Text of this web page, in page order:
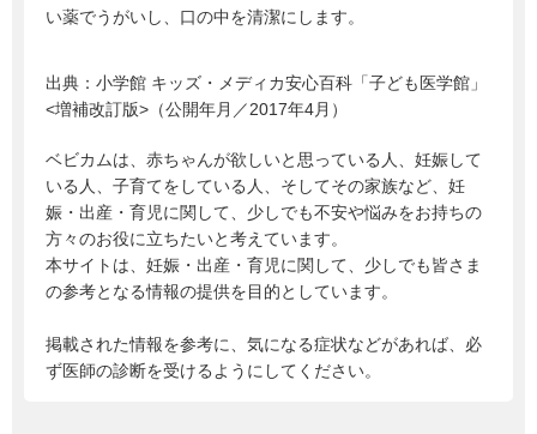
い薬でうがいし、口の中を清潔にします。
出典： 小学館 キッズ・メディカ安心百科「子ども医学館」
<増補改訂版>（公開年月／2017年4月）
ベビカムは、赤ちゃんが欲しいと思っている人、妊娠して
いる人、子育てをしている人、そしてその家族など、妊
娠・出産・育児に関して、少しでも不安や悩みをお持ちの
方々のお役に立ちたいと考えています。
本サイトは、妊娠・出産・育児に関して、少しでも皆さま
の参考となる情報の提供を目的としています。
掲載された情報を参考に、気になる症状などがあれば、必
ず医師の診断を受けるようにしてください。